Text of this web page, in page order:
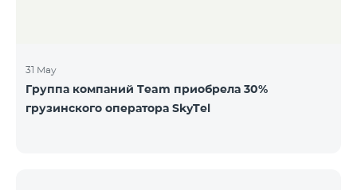
31 May
Группа компаний Team приобрела 30%
грузинского оператора SkyTel